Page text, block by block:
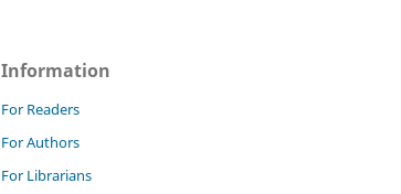
Information
For Readers
For Authors
For Librarians